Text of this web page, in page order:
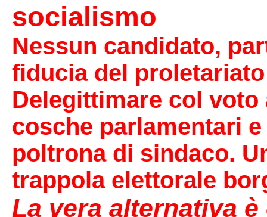
socialismo
Nessun candidato,
fiducia del
Delegittimare col
cosche parlamentari
poltrona di sindaco.
trappola elettorale
La vera alternativa